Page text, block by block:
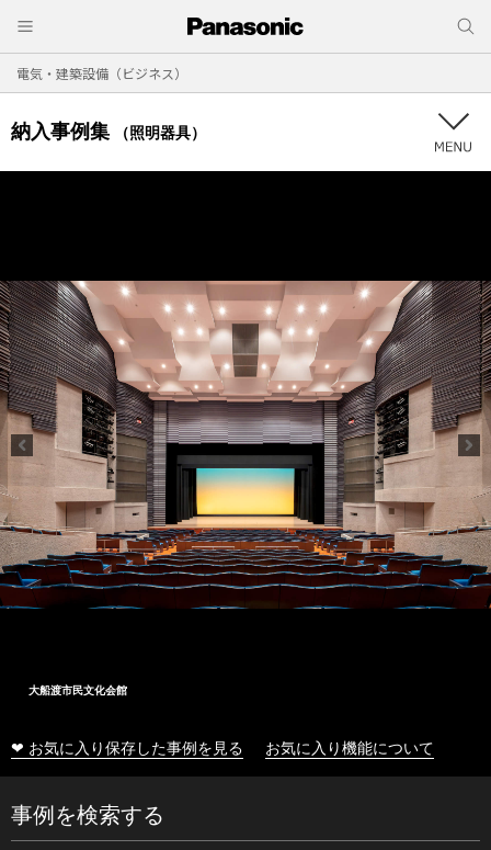
電気・建築設備（ビジネス）
納入事例集 （照明器具）
大船渡市民文化会館
❤ お気に入り保存した事例を見る お気に入り機能について
事例を検索する